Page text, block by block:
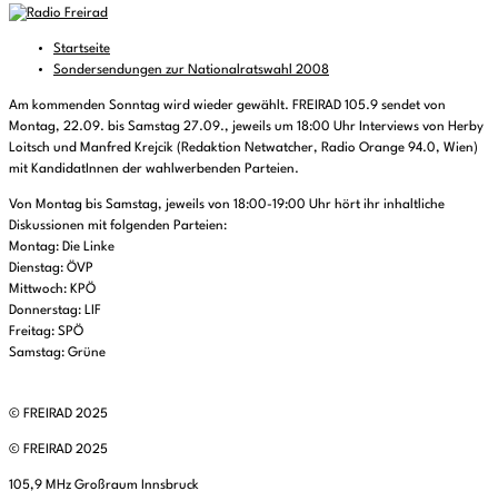
Startseite
Sondersendungen zur Nationalratswahl 2008
Am kommenden Sonntag wird wieder gewählt. FREIRAD 105.9 sendet von
Montag, 22.09. bis Samstag 27.09., jeweils um 18:00 Uhr Interviews von Herby
Loitsch und Manfred Krejcik (Redaktion Netwatcher, Radio Orange 94.0, Wien)
mit KandidatInnen der wahlwerbenden Parteien.
Von Montag bis Samstag, jeweils von 18:00-19:00 Uhr hört ihr inhaltliche
Diskussionen mit folgenden Parteien:
Montag: Die Linke
Dienstag: ÖVP
Mittwoch: KPÖ
Donnerstag: LIF
Freitag: SPÖ
Samstag: Grüne
© FREIRAD 2025
© FREIRAD 2025
105,9 MHz Großraum Innsbruck